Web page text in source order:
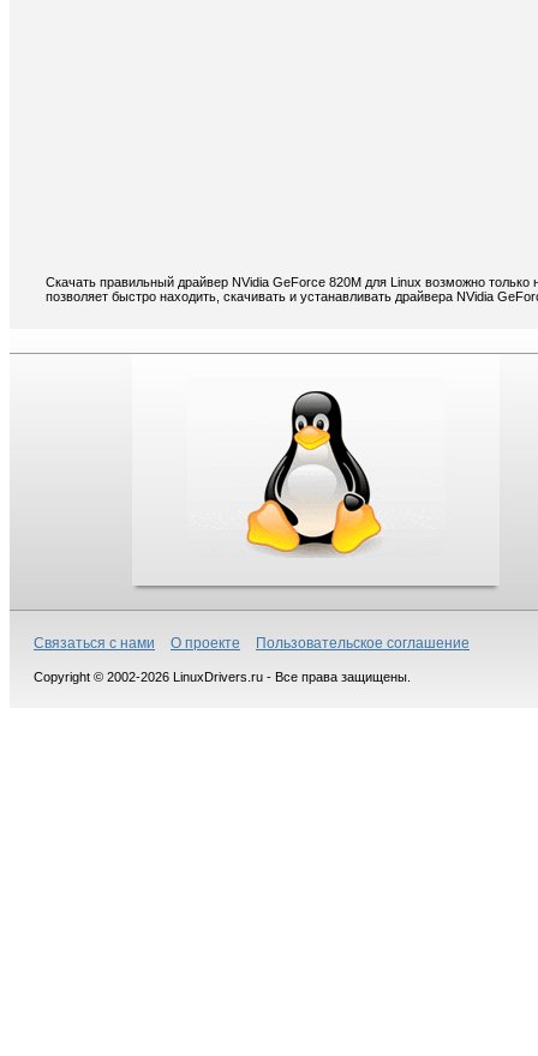
Скачать правильный драйвер NVidia GeForce 820M для Linux возможно
позволяет быстро находить, скачивать и устанавливать драйвера NVidia
Связаться с нами О проекте Пользовательское соглашение
Copyright © 2002-2026 LinuxDrivers.ru - Все права защищены.